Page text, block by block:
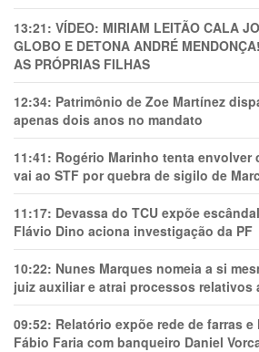
13:21: VÍDEO: MIRIAM LEITÃO CALA
GLOBO E DETONA ANDRÉ
AS PRÓPRIAS FILHAS
12:34: Patrimônio de Zoe Martínez
apenas dois anos no mandato
11:41: Rogério Marinho tenta envolver
vai ao STF por quebra de sigilo de
11:17: Devassa do TCU expõe
Flávio Dino aciona investigação da PF
10:22: Nunes Marques nomeia a si
juiz auxiliar e atrai processos relativos
09:52: Relatório expõe rede de farras e
Fábio Faria com banqueiro Daniel